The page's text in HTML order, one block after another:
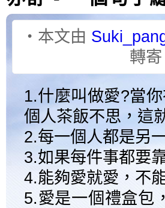
‧本文由
轉
1.什麼叫做愛?當
個人茶飯不思，這
2.每一個人都是另
3.如果每件事都要
4.能夠愛就愛，不
5.愛是一個禮盒包